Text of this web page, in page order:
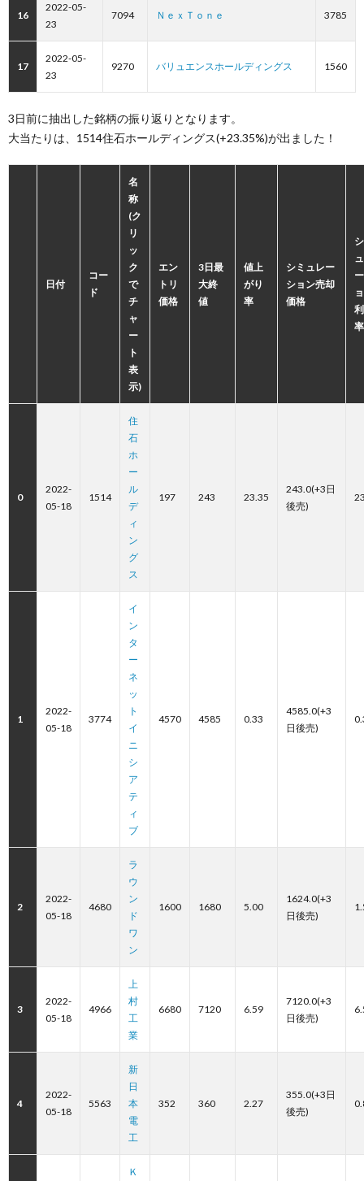
16
2022-05-
23
7094 ＮｅｘＴｏｎｅ 3785
17
2022-05-
23
9270 バリュエンスホールディングス 1560
3日前に抽出した銘柄の振り返りとなります。
大当たりは、1514住石ホールディングス(+23.35%)が出ました！
日付
コー
ド
名
称
(ク
リ
ッ
ク
で
チ
ャ
ー
ト
表
示)
エン
トリ
価格
3日最
大終
値
値上
がり
率
シミュレー
ション売却
価格
率
0
2022-
05-18
1514
住
石
ホ
ー
ル
デ
ィ
ン
グ
ス
197 243 23.35
243.0(+3日
後売)
1
2022-
05-18
3774
イ
ン
タ
ー
ネ
ッ
ト
イ
ニ
シ
ア
テ
ィ
ブ
4570 4585 0.33
4585.0(+3
日後売)
2
2022-
05-18
4680
ラ
ウ
ン
ド
ワ
ン
1600 1680 5.00
1624.0(+3
日後売)
3
2022-
05-18
4966
上
村
工
業
6680 7120 6.59
7120.0(+3
日後売)
4
2022-
05-18
5563
新
日
本
電
工
352 360 2.27
355.0(+3日
後売)
Ｋ